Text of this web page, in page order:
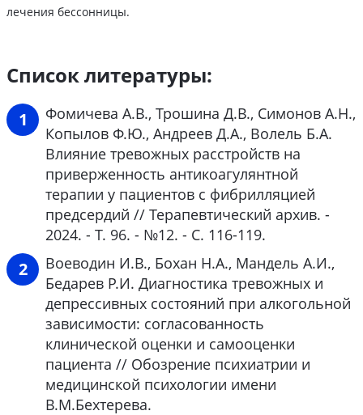
лечения бессонницы.
Список литературы:
Фомичева А.В., Трошина Д.В., Симонов А.Н.,
Копылов Ф.Ю., Андреев Д.А., Волель Б.А.
Влияние тревожных расстройств на
приверженность антикоагулянтной
терапии у пациентов с фибрилляцией
предсердий // Терапевтический архив. -
2024. - Т. 96. - №12. - C. 116-119.
Воеводин И.В., Бохан Н.А., Мандель А.И.,
Бедарев Р.И. Диагностика тревожных и
депрессивных состояний при алкогольной
зависимости: согласованность
клинической оценки и самооценки
пациента // Обозрение психиатрии и
медицинской психологии имени
В.М.Бехтерева.